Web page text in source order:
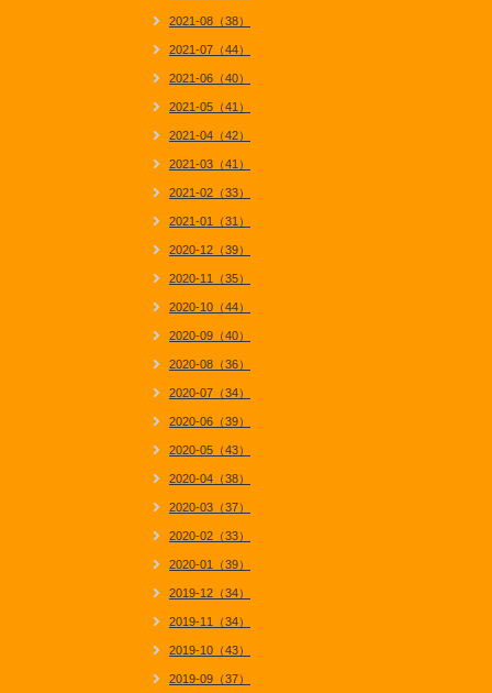
2021-08（38）
2021-07（44）
2021-06（40）
2021-05（41）
2021-04（42）
2021-03（41）
2021-02（33）
2021-01（31）
2020-12（39）
2020-11（35）
2020-10（44）
2020-09（40）
2020-08（36）
2020-07（34）
2020-06（39）
2020-05（43）
2020-04（38）
2020-03（37）
2020-02（33）
2020-01（39）
2019-12（34）
2019-11（34）
2019-10（43）
2019-09（37）